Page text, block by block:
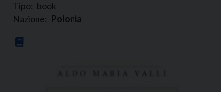
Tipo: book
Nazione: Polonia